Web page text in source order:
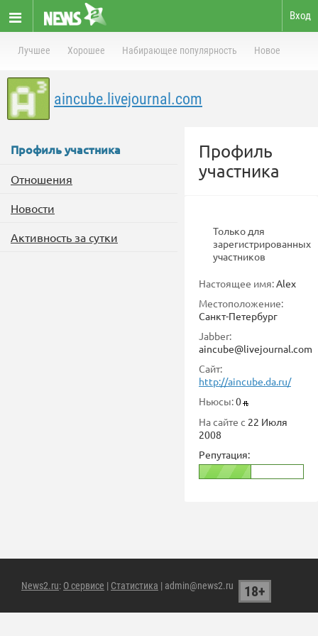
Вход
Лучшее Хорошее Набирающее популярность Новое
aincube.livejournal.com
Профиль участника
Отношения
Новости
Активность за сутки
Профиль
участника
Только для
зарегистрированных
участников
Настоящее имя:Alex
Местоположение:
Санкт-Петербург
Jabber:
aincube@livejournal.com
Сайт:
http://aincube.da.ru/
Ньюсы:0
На сайте с 22 Июля
2008
Репутация:
News2.ru: О сервисе | Статистика | admin@news2.ru 18+